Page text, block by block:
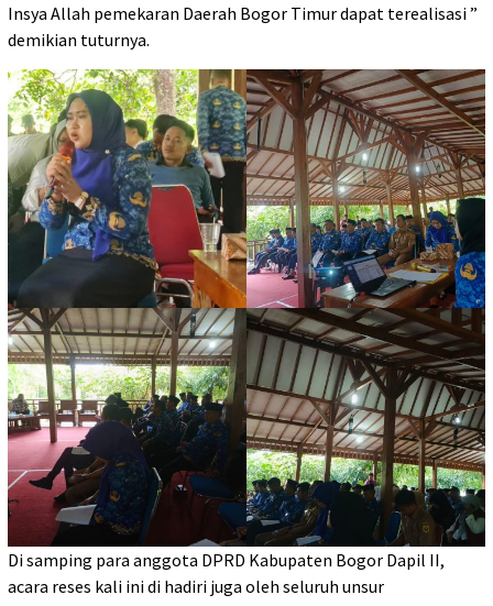
Insya Allah pemekaran Daerah Bogor Timur dapat terealisasi ”
demikian tuturnya.
Di samping para anggota DPRD Kabupaten Bogor Dapil II,
acara reses kali ini di hadiri juga oleh seluruh unsur